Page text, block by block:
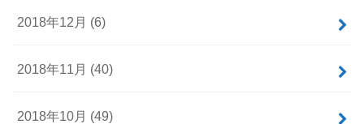
2018年12月 (6)
2018年11月 (40)
2018年10月 (49)